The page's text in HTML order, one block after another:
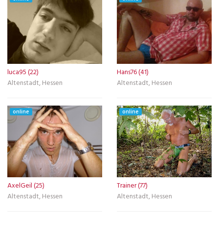
luca95 (22)
Altenstadt, Hessen
Hans76 (41)
Altenstadt, Hessen
online
AxelGeil (25)
Altenstadt, Hessen
online
Trainer (77)
Altenstadt, Hessen